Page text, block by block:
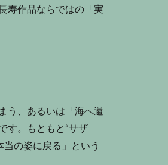
寿作品ならではの「実
う、あるいは「海へ還
す。もともと“サザ
当の姿に戻る」という